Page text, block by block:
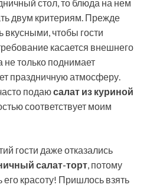
стол, то блюда на нем
двум критериям. Прежде
вкусными, чтобы гости
касается внешнего
не только поднимает
праздничную атмосферу.
подаюсалат из куриной
соответствует моим
гости даже отказались
салат-торт , потому
его красоту! Пришлось взять